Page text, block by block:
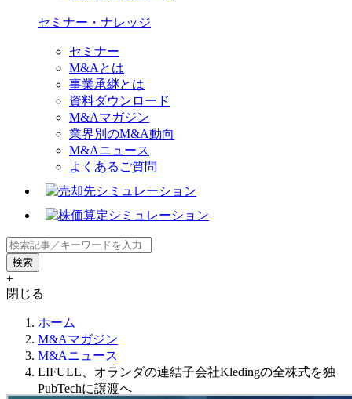
セミナー・ナレッジ
セミナー
M&Aとは
事業承継とは
資料ダウンロード
M&Aマガジン
業界別のM&A動向
M&Aニュース
よくあるご質問
+
閉じる
ホーム
M&Aマガジン
M&Aニュース
LIFULL、オランダの連結子会社Kledingの全株式を独
PubTechに譲渡へ